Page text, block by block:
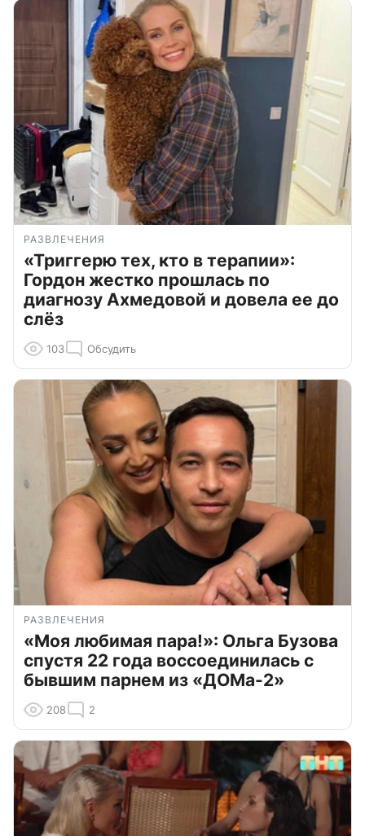
РАЗВЛЕЧЕНИЯ
«Триггерю тех, кто в терапии»:
Гордон жестко прошлась по
диагнозу Ахмедовой и довела ее до
слёз
103 Обсудить
РАЗВЛЕЧЕНИЯ
«Моя любимая пара!»: Ольга Бузова
спустя 22 года воссоединилась с
бывшим парнем из «ДОМа-2»
208 2